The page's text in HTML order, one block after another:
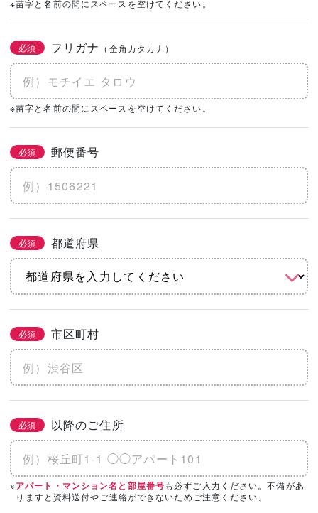
※苗字と名前の間にスペースを空けてください。
必須 フリガナ （全角カタカナ）
※苗字と名前の間にスペースを空けてください。
必須 郵便番号
必須 都道府県
必須 市区町村
必須 以降のご住所
※アパート・マンション名と部屋番号も必ずご入力ください。不備があ
りますと資料送付やご連絡ができないためご注意ください。